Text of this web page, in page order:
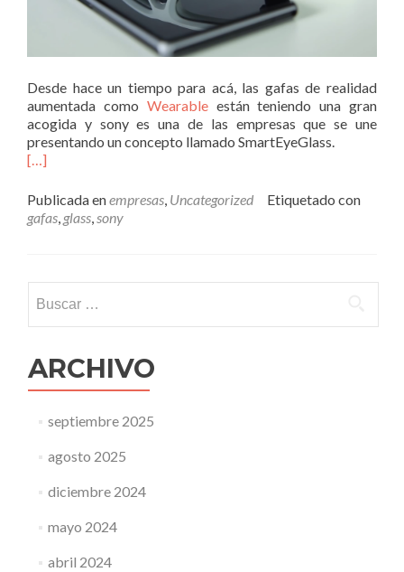
Desde hace un tiempo para acá, las gafas de realidad
aumentada como Wearableestán teniendo una gran
acogida y sony es una de las empresas que se une
presentando un concepto llamado SmartEyeGlass.
[…]
Publicada enempresas, Uncategorized
Etiquetado con
gafas, glass,sony
ARCHIVO
septiembre 2025
agosto 2025
diciembre 2024
mayo 2024
abril 2024